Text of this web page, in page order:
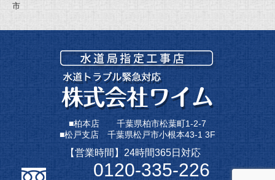
市
■柏本店 千葉県柏市松葉町1-2-7
■松戸支店 千葉県松戸市小根本43-1 3F
【営業時間】24時間365日対応
0120-335-226